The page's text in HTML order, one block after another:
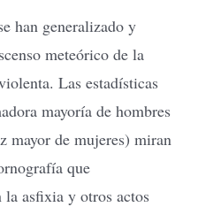
han generalizado y
meteórico de la
Las estadísticas
mayoría de hombres
mayor de mujeres) miran
que
la asfixia y otros actos